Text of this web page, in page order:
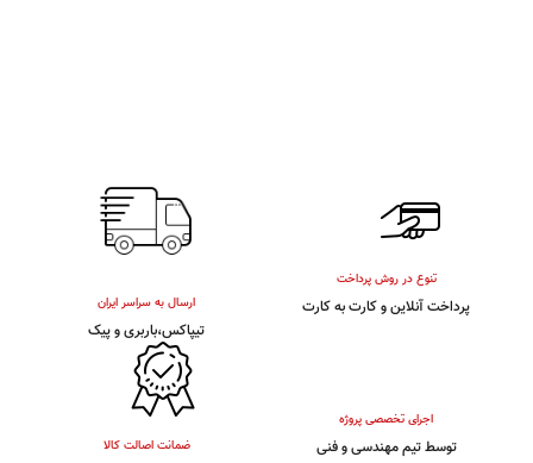
تنوع در روش پرداخت
پرداخت آنلاین و کارت به کارت ارسال به سراسر ایران
تیپاکس،باربری و پیک
اجرای تخصصی پروژه
توسط تیم مهندسی و فنی ضمانت اصالت کالا